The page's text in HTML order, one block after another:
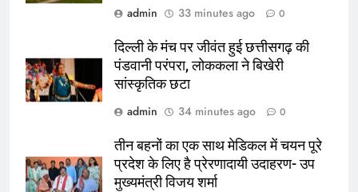
admin
33 minutes ago 0
दिल्ली के मंच पर जीवंत हुई छत्तीसगढ़ की
पंडवानी परंपरा, लोककला ने बिखेरी
सांस्कृतिक छटा
admin
34 minutes ago 0
तीन बहनों का एक साथ मेडिकल में चयन पूरे
प्रदेश के लिए है प्रेरणादायी उदाहरण- उप
मुख्यमंत्री विजय शर्मा